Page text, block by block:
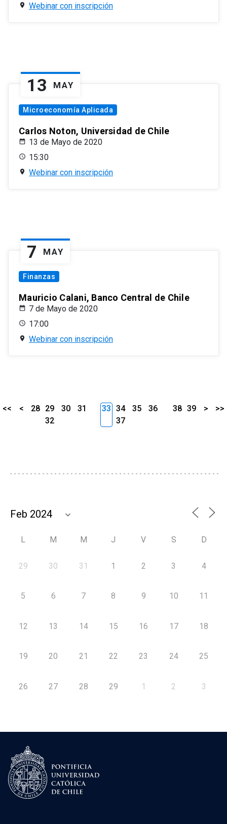
Webinar con inscripción
13 MAY
Microeconomía Aplicada
Carlos Noton, Universidad de Chile
13 de Mayo de 2020
15:30
Webinar con inscripción
7 MAY
Finanzas
Mauricio Calani, Banco Central de Chile
7 de Mayo de 2020
17:00
Webinar con inscripción
<< < 28 29 30
31
32
33 34 35
36
37
38 39 > >>
L M M J V S D
29 30 31 1 2 3 4
5 6 7 8 9 10 11
12 13 14 15 16 17 18
19 20 21 22 23 24 25
26 27 28 29 1 2 3